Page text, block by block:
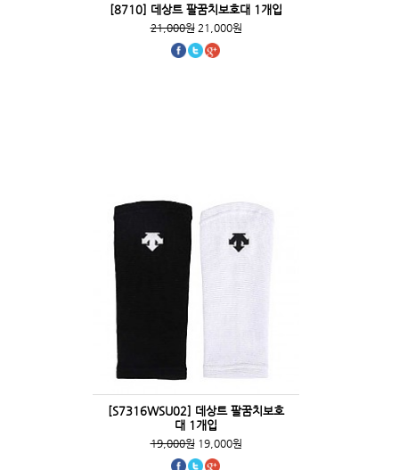
[8710] 데상트 팔꿈치보호대 1개입
21,000원21,000원
[S7316WSU02] 데상트 팔꿈치보호
대 1개입
19,000원19,000원